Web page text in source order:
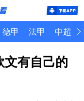
德甲 法甲 中超
文有自己的